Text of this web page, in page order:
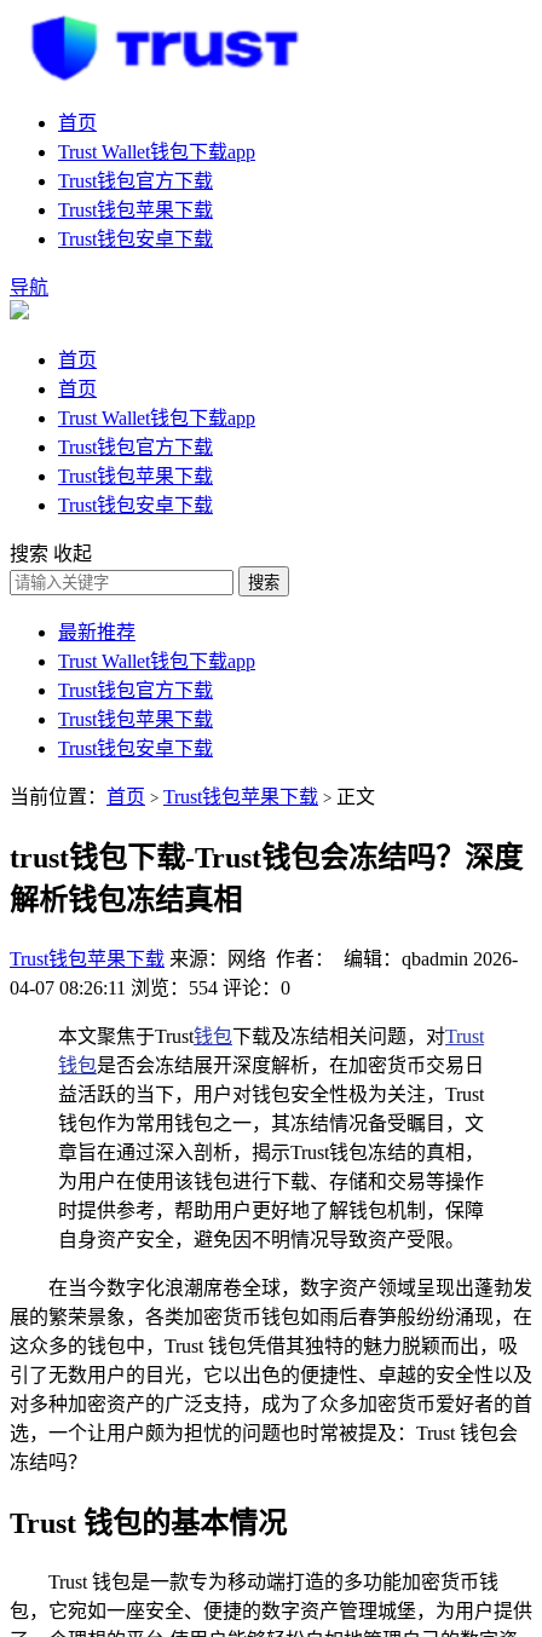
首页
Trust Wallet钱包下载app
Trust钱包官方下载
Trust钱包苹果下载
Trust钱包安卓下载
导航
首页
首页
Trust Wallet钱包下载app
Trust钱包官方下载
Trust钱包苹果下载
Trust钱包安卓下载
搜索 收起
搜索
最新推荐
Trust Wallet钱包下载app
Trust钱包官方下载
Trust钱包苹果下载
Trust钱包安卓下载
当前位置： 首页 > Trust钱包苹果下载 > 正文
trust钱包下载-Trust钱包会冻结吗？深度
解析钱包冻结真相
Trust钱包苹果下载 来源：网络 作者： 编辑：qbadmin 2026-
04-07 08:26:11 浏览：554 评论：0
本文聚焦于Trust钱包下载及冻结相关问题，对Trust
钱包是否会冻结展开深度解析，在加密货币交易日
益活跃的当下，用户对钱包安全性极为关注，Trust
钱包作为常用钱包之一，其冻结情况备受瞩目，文
章旨在通过深入剖析，揭示Trust钱包冻结的真相，
为用户在使用该钱包进行下载、存储和交易等操作
时提供参考，帮助用户更好地了解钱包机制，保障
自身资产安全，避免因不明情况导致资产受限。
在当今数字化浪潮席卷全球，数字资产领域呈现出蓬勃发
展的繁荣景象，各类加密货币钱包如雨后春笋般纷纷涌现，在
这众多的钱包中，Trust 钱包凭借其独特的魅力脱颖而出，吸
引了无数用户的目光，它以出色的便捷性、卓越的安全性以及
对多种加密资产的广泛支持，成为了众多加密货币爱好者的首
选，一个让用户颇为担忧的问题也时常被提及：Trust 钱包会
冻结吗？
Trust 钱包的基本情况
Trust 钱包是一款专为移动端打造的多功能加密货币钱
包，它宛如一座安全、便捷的数字资产管理城堡，为用户提供